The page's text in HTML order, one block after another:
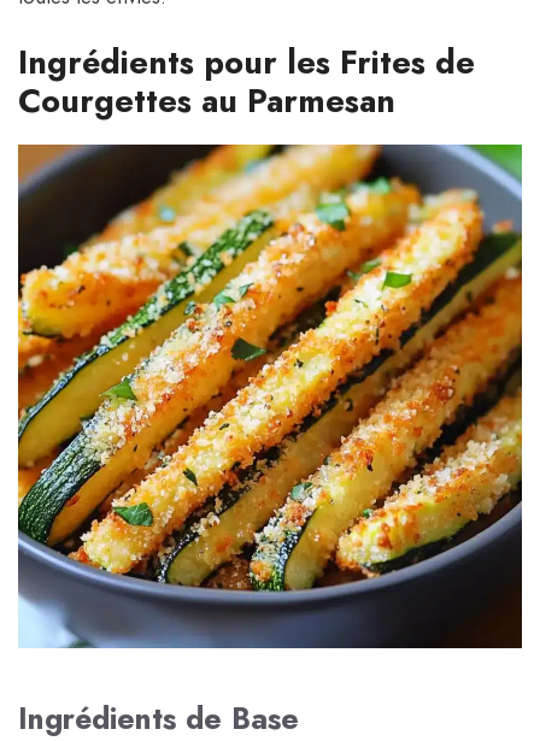
Ingrédients pour les Frites de
Courgettes au Parmesan
Ingrédients de Base